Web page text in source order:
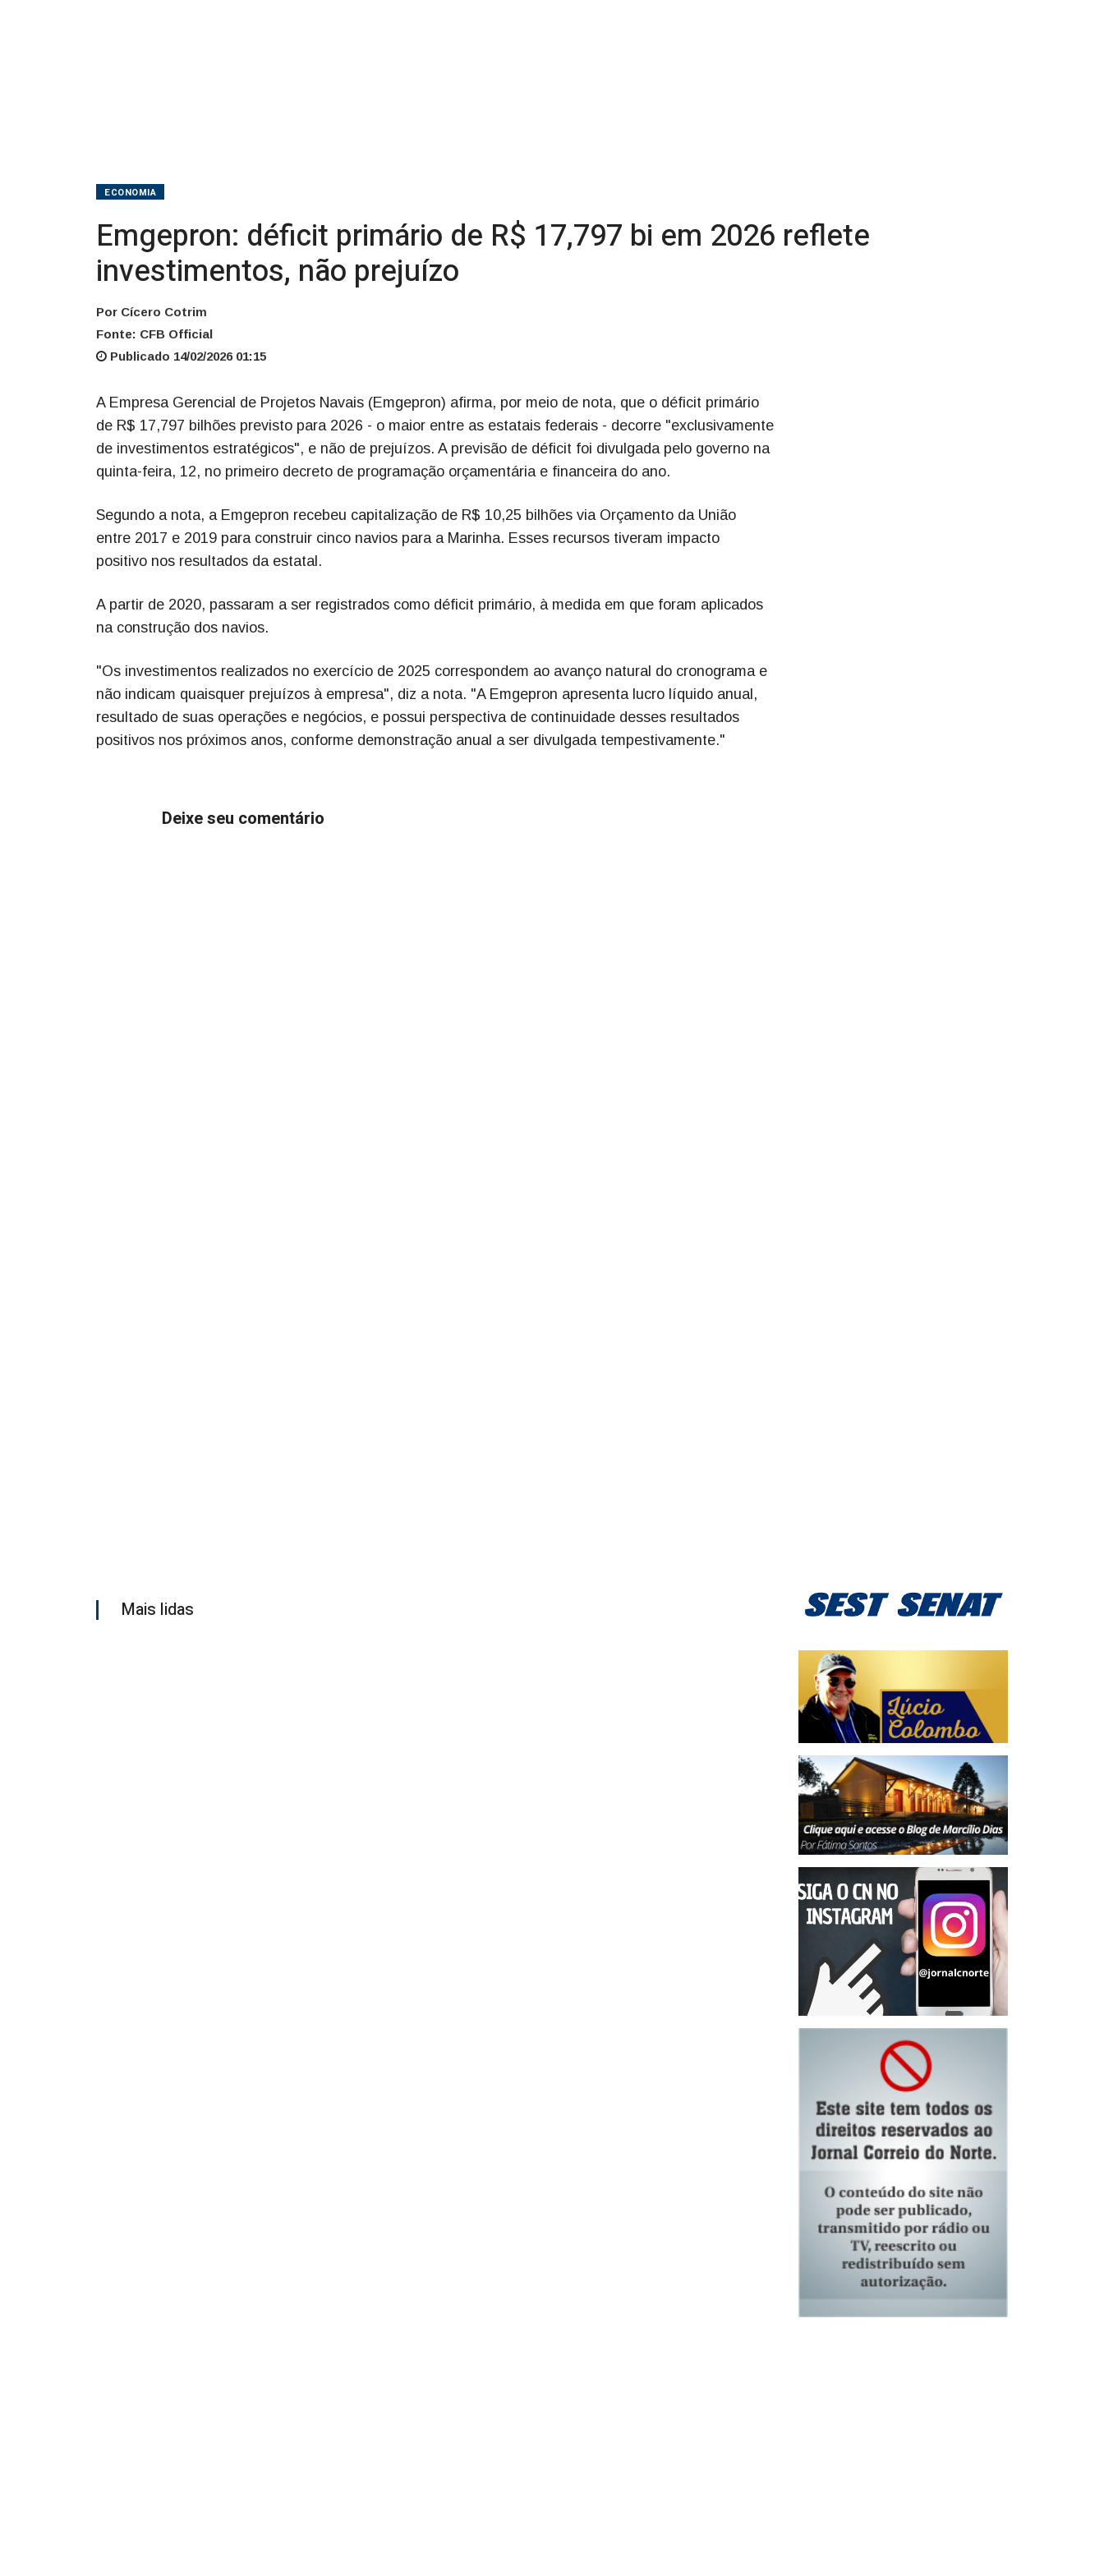
ECONOMIA
Emgepron: déficit primário de R$ 17,797 bi em 2026 reflete
investimentos, não prejuízo
Por Cícero Cotrim
Fonte: CFB Official
Publicado 14/02/2026 01:15
A Empresa Gerencial de Projetos Navais (Emgepron) afirma, por meio de nota, que o déficit primário
de R$ 17,797 bilhões previsto para 2026 - o maior entre as estatais federais - decorre "exclusivamente
de investimentos estratégicos", e não de prejuízos. A previsão de déficit foi divulgada pelo governo na
quinta-feira, 12, no primeiro decreto de programação orçamentária e financeira do ano.
Segundo a nota, a Emgepron recebeu capitalização de R$ 10,25 bilhões via Orçamento da União
entre 2017 e 2019 para construir cinco navios para a Marinha. Esses recursos tiveram impacto
positivo nos resultados da estatal.
A partir de 2020, passaram a ser registrados como déficit primário, à medida em que foram aplicados
na construção dos navios.
"Os investimentos realizados no exercício de 2025 correspondem ao avanço natural do cronograma e
não indicam quaisquer prejuízos à empresa", diz a nota. "A Emgepron apresenta lucro líquido anual,
resultado de suas operações e negócios, e possui perspectiva de continuidade desses resultados
positivos nos próximos anos, conforme demonstração anual a ser divulgada tempestivamente."
Deixe seu comentário
Mais lidas